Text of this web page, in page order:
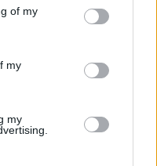
You may click to
its third-party tags to
in below Google
of my
my
my